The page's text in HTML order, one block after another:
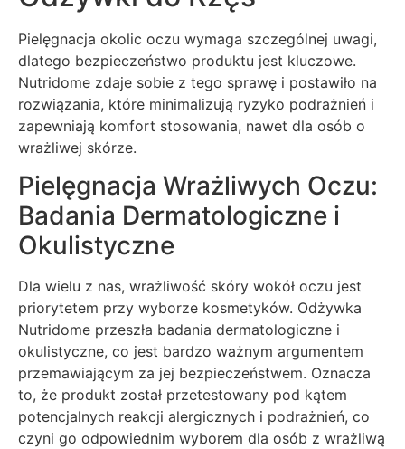
Pielęgnacja okolic oczu wymaga szczególnej uwagi,
dlatego bezpieczeństwo produktu jest kluczowe.
Nutridome zdaje sobie z tego sprawę i postawiło na
rozwiązania, które minimalizują ryzyko podrażnień i
zapewniają komfort stosowania, nawet dla osób o
wrażliwej skórze.
Pielęgnacja Wrażliwych Oczu:
Badania Dermatologiczne i
Okulistyczne
Dla wielu z nas, wrażliwość skóry wokół oczu jest
priorytetem przy wyborze kosmetyków. Odżywka
Nutridome przeszła badania dermatologiczne i
okulistyczne, co jest bardzo ważnym argumentem
przemawiającym za jej bezpieczeństwem. Oznacza
to, że produkt został przetestowany pod kątem
potencjalnych reakcji alergicznych i podrażnień, co
czyni go odpowiednim wyborem dla osób z wrażliwą